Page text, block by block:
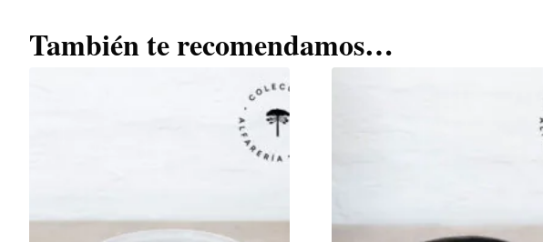
También te recomendamos…